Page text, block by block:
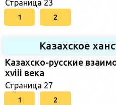
Страница 23
1 2
Казахское
Казахско-русские
xviii века
Страница 27
1 2